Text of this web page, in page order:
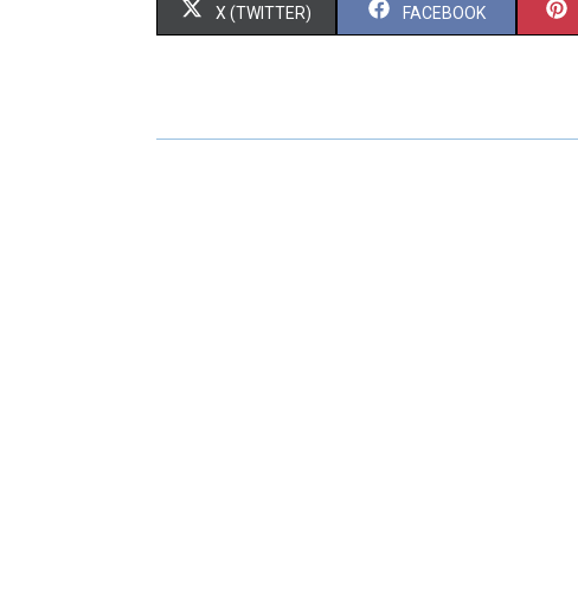
S
R
X (TWITTER) S
R
FACEBOOK